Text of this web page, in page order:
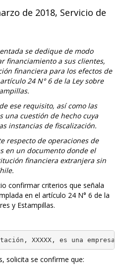
de 2018, Servicio de
se dedique de modo
financiamiento a sus clientes,
financiera para los efectos de
24 N° 6 de la Ley sobre
ese requisito, así como las
una cuestión de hecho cuya
instancias de fiscalización.
respecto de operaciones de
en un documento donde el
financiera extranjera sin
confirmar criterios que señala
en el artículo 24 N° 6 de la
y Estampillas.
solicita se confirme que: